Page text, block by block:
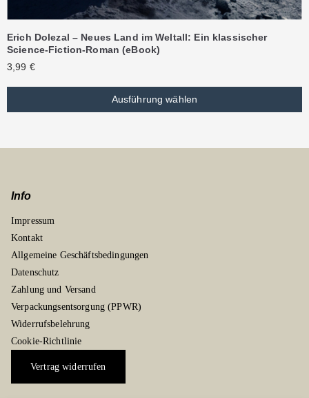
Erich Dolezal – Neues Land im Weltall: Ein klassischer
Science-Fiction-Roman (eBook)
3,99 €
Ausführung wählen
Info
Impressum
Kontakt
Allgemeine Geschäftsbedingungen
Datenschutz
Zahlung und Versand
Verpackungsentsorgung (PPWR)
Widerrufsbelehrung
Cookie-Richtlinie
Vertrag widerrufen